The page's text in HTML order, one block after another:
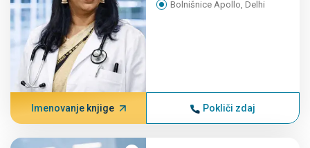
Bolnišnice Apollo, Delhi
Imenovanje knjige Pokliči zdaj